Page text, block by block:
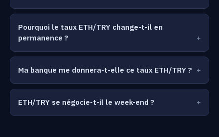
Pourquoi le taux ETH/TRY change-t-il en
permanence ?
Ma banque me donnera-t-elle ce taux ETH/TRY ?
ETH/TRY se négocie-t-il le week-end ?